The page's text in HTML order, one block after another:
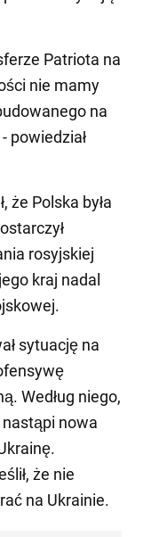
Patriota na
nie mamy
na
powiedział
że Polska była
rosyjskiej
kraj nadal
sytuację na
Według niego,
nowa
że nie
na Ukrainie.